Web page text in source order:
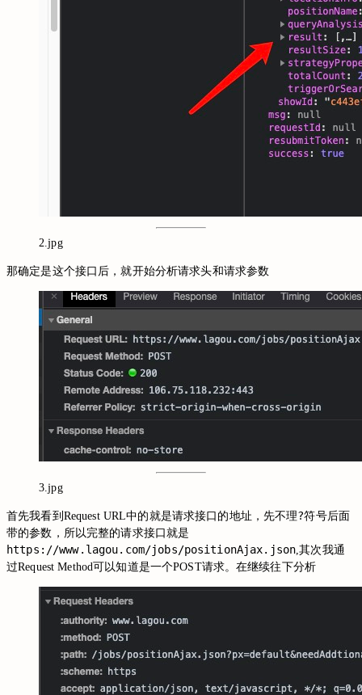
2.jpg
那确定是这个接口后，就开始分析请求头和请求参数
3.jpg
首先我看到Request URL中的就是请求接口的地址，先不理?符号后面
带的参数，所以完整的请求接口就是
https://www.lagou.com/jobs/positionAjax.json,其次我通
过Request Method可以知道是一个POST请求。在继续往下分析